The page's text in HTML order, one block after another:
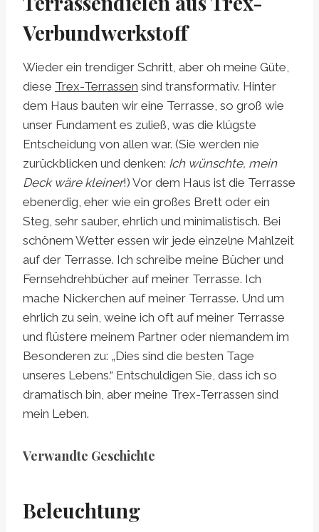
Verbundwerkstoff
Wieder ein trendiger Schritt, aber oh meine Güte,
diese Trex-Terrassen sind transformativ. Hinter
dem Haus bauten wir eine Terrasse, so groß wie
unser Fundament es zuließ, was die klügste
Entscheidung von allen war. (Sie werden nie
zurückblicken und denken: Ich wünschte, mein
Deck wäre kleiner!) Vor dem Haus ist die Terrasse
ebenerdig, eher wie ein großes Brett oder ein
Steg, sehr sauber, ehrlich und minimalistisch. Bei
schönem Wetter essen wir jede einzelne Mahlzeit
auf der Terrasse. Ich schreibe meine Bücher und
Fernsehdrehbücher auf meiner Terrasse. Ich
mache Nickerchen auf meiner Terrasse. Und um
ehrlich zu sein, weine ich oft auf meiner Terrasse
und flüstere meinem Partner oder niemandem im
Besonderen zu: „Dies sind die besten Tage
unseres Lebens.“ Entschuldigen Sie, dass ich so
dramatisch bin, aber meine Trex-Terrassen sind
mein Leben.
Verwandte Geschichte
Beleuchtung